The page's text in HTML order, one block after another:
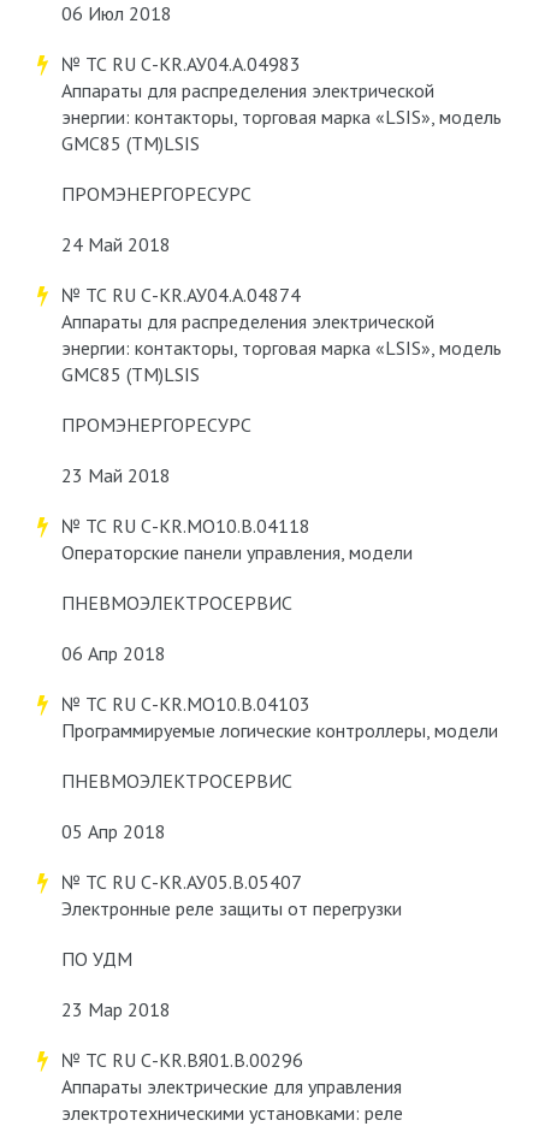
06 Июл 2018
№ ТС RU С-KR.АУ04.А.04983
Аппараты для распределения электрической
энергии: контакторы, торговая марка «LSIS», модель
GMC85 (ТМ)LSIS
ПРОМЭНЕРГОРЕСУРС
24 Май 2018
№ ТС RU С-KR.АУ04.А.04874
Аппараты для распределения электрической
энергии: контакторы, торговая марка «LSIS», модель
GMC85 (ТМ)LSIS
ПРОМЭНЕРГОРЕСУРС
23 Май 2018
№ ТС RU С-KR.МО10.В.04118
Операторские панели управления, модели
ПНЕВМОЭЛЕКТРОСЕРВИС
06 Апр 2018
№ ТС RU С-KR.МО10.В.04103
Программируемые логические контроллеры, модели
ПНЕВМОЭЛЕКТРОСЕРВИС
05 Апр 2018
№ ТС RU С-KR.АУ05.В.05407
Электронные реле защиты от перегрузки
ПО УДМ
23 Мар 2018
№ ТС RU С-KR.ВЯ01.В.00296
Аппараты электрические для управления
электротехническими установками: реле